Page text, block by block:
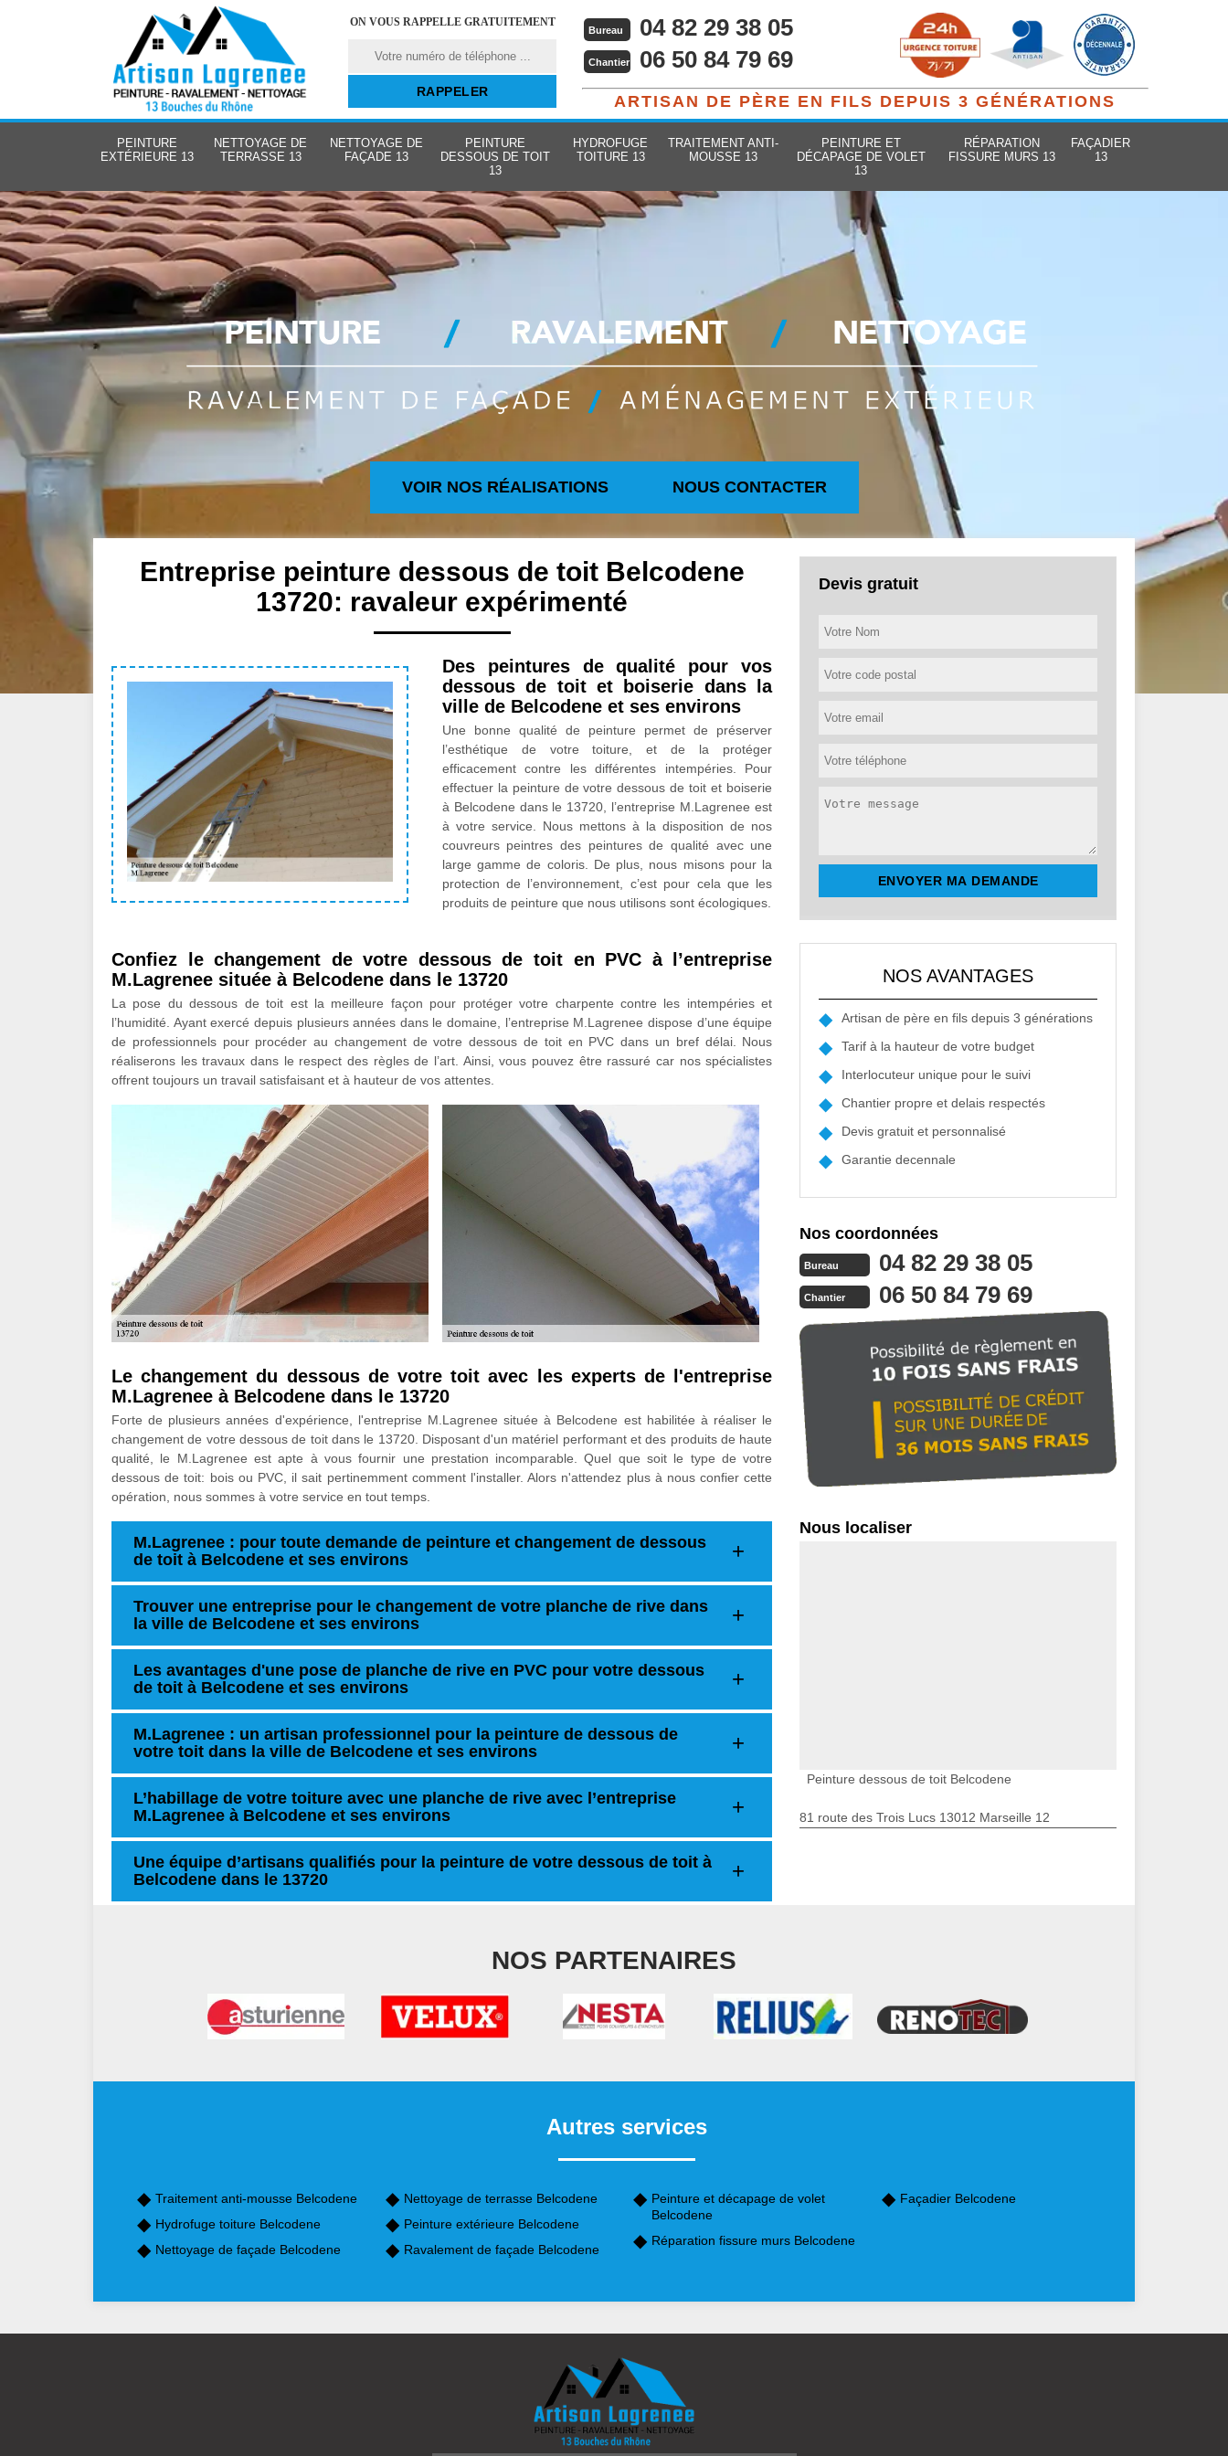
ON VOUS RAPPELLE GRATUITEMENT
Bureau 04 82 29 38 05
Chantier 06 50 84 79 69
ARTISAN DE PÈRE EN FILS DEPUIS 3 GÉNÉRATIONS
PEINTURE
EXTÉRIEURE 13
NETTOYAGE DE
TERRASSE 13
NETTOYAGE DE
FAÇADE 13
PEINTURE
DESSOUS DE TOIT
13
HYDROFUGE
TOITURE 13
TRAITEMENT ANTI-
MOUSSE 13
PEINTURE ET
DÉCAPAGE DE VOLET
13
RÉPARATION
FISSURE MURS 13
FAÇADIER
13
VOIR NOS RÉALISATIONS NOUS CONTACTER
Entreprise peinture dessous de toit Belcodene
13720: ravaleur expérimenté
Des peintures de qualité pour vos
dessous de toit et boiserie dans la
ville de Belcodene et ses environs
Une bonne qualité de peinture permet de préserver
l’esthétique de votre toiture, et de la protéger
efficacement contre les différentes intempéries. Pour
effectuer la peinture de votre dessous de toit et boiserie
à Belcodene dans le 13720, l’entreprise M.Lagrenee est
à votre service. Nous mettons à la disposition de nos
couvreurs peintres des peintures de qualité avec une
large gamme de coloris. De plus, nous misons pour la
protection de l’environnement, c’est pour cela que les
produits de peinture que nous utilisons sont écologiques.
Confiez le changement de votre dessous de toit en PVC à l’entreprise
M.Lagrenee située à Belcodene dans le 13720
La pose du dessous de toit est la meilleure façon pour protéger votre charpente contre les intempéries et
l’humidité. Ayant exercé depuis plusieurs années dans le domaine, l’entreprise M.Lagrenee dispose d’une équipe
de professionnels pour procéder au changement de votre dessous de toit en PVC dans un bref délai. Nous
réaliserons les travaux dans le respect des règles de l’art. Ainsi, vous pouvez être rassuré car nos spécialistes
offrent toujours un travail satisfaisant et à hauteur de vos attentes.
Le changement du dessous de votre toit avec les experts de l'entreprise
M.Lagrenee à Belcodene dans le 13720
Forte de plusieurs années d'expérience, l'entreprise M.Lagrenee située à Belcodene est habilitée à réaliser le
changement de votre dessous de toit dans le 13720. Disposant d'un matériel performant et des produits de haute
qualité, le M.Lagrenee est apte à vous fournir une prestation incomparable. Quel que soit le type de votre
dessous de toit: bois ou PVC, il sait pertinemment comment l'installer. Alors n'attendez plus à nous confier cette
opération, nous sommes à votre service en tout temps.
M.Lagrenee : pour toute demande de peinture et changement de dessous
de toit à Belcodene et ses environs
Trouver une entreprise pour le changement de votre planche de rive dans
la ville de Belcodene et ses environs
Les avantages d'une pose de planche de rive en PVC pour votre dessous
de toit à Belcodene et ses environs
M.Lagrenee : un artisan professionnel pour la peinture de dessous de
votre toit dans la ville de Belcodene et ses environs
L’habillage de votre toiture avec une planche de rive avec l’entreprise
M.Lagrenee à Belcodene et ses environs
Une équipe d’artisans qualifiés pour la peinture de votre dessous de toit à
Belcodene dans le 13720
Devis gratuit
NOS AVANTAGES
Artisan de père en fils depuis 3 générations
Tarif à la hauteur de votre budget
Interlocuteur unique pour le suivi
Chantier propre et delais respectés
Devis gratuit et personnalisé
Garantie decennale
Nos coordonnées
Bureau 04 82 29 38 05
Chantier 06 50 84 79 69
Nous localiser
Peinture dessous de toit Belcodene
81 route des Trois Lucs 13012 Marseille 12
NOS PARTENAIRES
Autres services
Traitement anti-mousse Belcodene
Hydrofuge toiture Belcodene
Nettoyage de façade Belcodene
Nettoyage de terrasse Belcodene
Peinture extérieure Belcodene
Ravalement de façade Belcodene
Peinture et décapage de volet
Belcodene
Réparation fissure murs Belcodene
Façadier Belcodene